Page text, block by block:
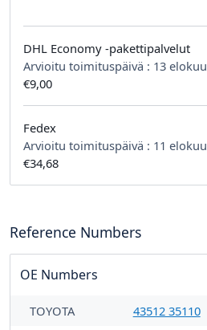
DHL Economy -pakettipalvelut
Arvioitu toimituspäivä : 13 elokuu
€9,00
Fedex
Arvioitu toimituspäivä : 11 elokuu
€34,68
Reference Numbers
OE Numbers
TOYOTA 43512 35110